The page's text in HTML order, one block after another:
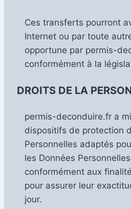
Ces transferts pourront
Internet ou par toute
opportune par permis-
conformément à la
DROITS DE LA
permis-deconduire.fr a
dispositifs de protection
Personnelles adaptés
les Données
conformément aux
pour assurer leur
jour.